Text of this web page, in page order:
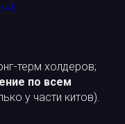
терм холдеров;
по всем
у части китов).